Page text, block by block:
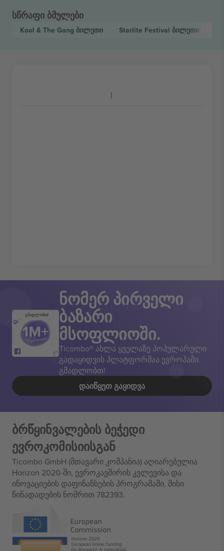
სწრაფი ბმულები
Kool & The Gang ბილეთი Starlite Festival ბილეთი
გმადლობთ!
ნომერ პირველი
ბაზარი
მსოფლიოში.
Ticombo® ახლა ყველაზე პოპულარული
გადაყიდვის პლატფორმაა ევროპაში.
გმადლობთ!
ᲓᲐᲘᲬᲧᲔᲗ ᲒᲐᲧᲘᲓᲕᲐ
ბრწყინვალების ბეჭედი
ევროკომისიისგან
Ticombo GmbH (მთავარი კომპანია) აღიარებულია
Horizon 2020-ში, ევროკავშირის კვლევისა და
ინოვაციების დაფინანსების პროგრამაში, მისი
წინადადების ნომრით 782393.